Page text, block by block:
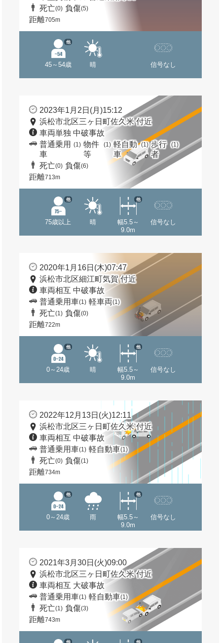
死亡(0) 負傷(5)
距離705m
45～54歳
他
晴 信号なし
2023年1月2日(月)15:12
浜松市北区三ヶ日町佐久米 付近
車両単独 中破事故
普通乗用
車
(1) 物件
等
(1) 軽自動
車
(1) 歩行
者
(1)
死亡(0) 負傷(6)
距離713m
75歳以上
他
晴
幅5.5～
9.0m
他
信号なし
2020年1月16日(木)07:47
浜松市北区細江町気賀 付近
車両相互 中破事故
普通乗用車(1) 軽車両(1)
死亡(1) 負傷(0)
距離722m
0～24歳
他
晴
幅5.5～
9.0m
他
信号なし
2022年12月13日(火)12:11
浜松市北区三ヶ日町佐久米 付近
車両相互 中破事故
普通乗用車(1) 軽自動車(1)
死亡(0) 負傷(1)
距離734m
0～24歳
他
雨
幅5.5～
9.0m
他
信号なし
2021年3月30日(火)09:00
浜松市北区三ヶ日町佐久米 付近
車両相互 大破事故
普通乗用車(1) 軽自動車(1)
死亡(1) 負傷(3)
距離743m
他 他